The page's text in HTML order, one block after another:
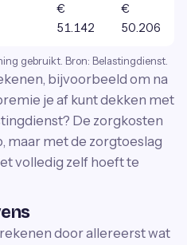
€
51.142
€
50.206
gebruikt. Bron: Belastingdienst.
bijvoorbeeld om na
je af kunt dekken met
De zorgkosten
maar met de zorgtoeslag
volledig zelf hoeft te
door allereerst wat